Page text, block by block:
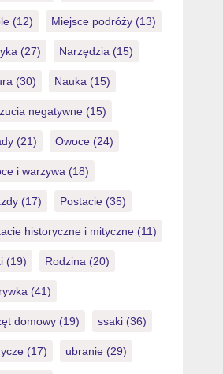
(12) Miejsce podróży(13)
(27) Narzędzia(15)
(30) Nauka(15)
negatywne(15)
(21) Owoce(24)
i warzywa(18)
(17) Postacie(35)
historyczne i mityczne(11)
(19) Rodzina(20)
(41)
domowy(19) ssaki(36)
(17) ubranie(29)